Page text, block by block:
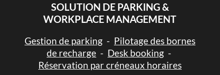
SOLUTION DE PARKING &
WORKPLACE MANAGEMENT
Gestion de parking- Pilotage des bornes
de recharge- Desk booking-
Réservation par créneaux horaires